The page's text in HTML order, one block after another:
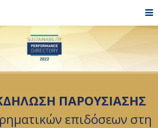
ΠΑΡΟΥΣΙΑΣΗΣ
επιδόσεων στη